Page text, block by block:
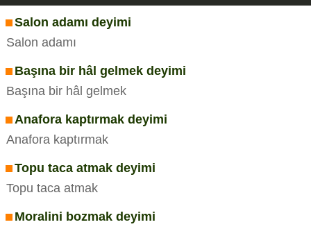
Salon adamı deyimi
Salon adamı
Başına bir hâl gelmek deyimi
Başına bir hâl gelmek
Anafora kaptırmak deyimi
Anafora kaptırmak
Topu taca atmak deyimi
Topu taca atmak
Moralini bozmak deyimi